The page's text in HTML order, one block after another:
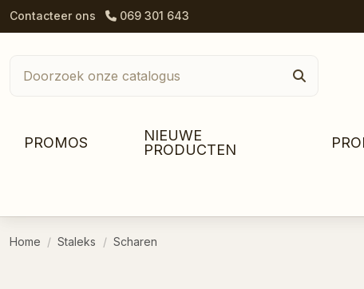
Contacteer ons 069 301 643
PROMOS
NIEUWE
PRODUCTEN
Home Staleks Scharen